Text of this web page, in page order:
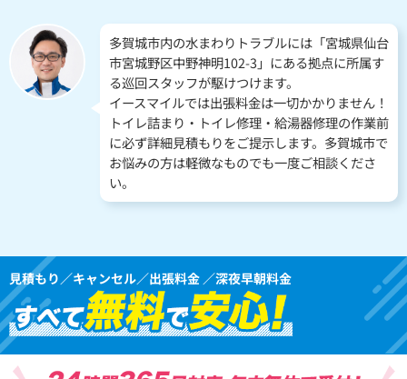
多賀城市内の水まわりトラブルには「宮城県仙台
市宮城野区中野神明102-3」にある拠点に所属す
る巡回スタッフが駆けつけます。
イースマイルでは出張料金は一切かかりません！
トイレ詰まり・トイレ修理・給湯器修理の作業前
に必ず詳細見積もりをご提示します。多賀城市で
お悩みの方は軽微なものでも一度ご相談くださ
い。
見積もり／キャンセル／出張料金 ／深夜早朝料金